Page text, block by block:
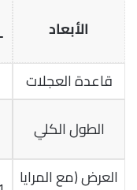
الأبعاد
قاعدة العجلات
الطول الكلي
العرض (مع المرايا